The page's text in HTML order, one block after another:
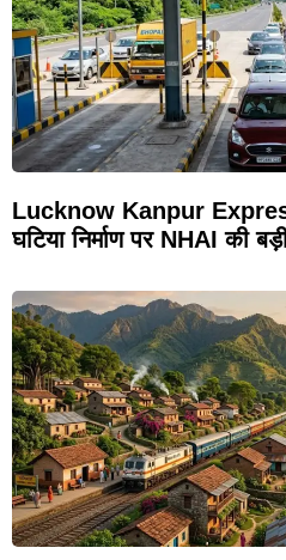
Lucknow Kanpur
घटिया निर्माण पर NHAI की बड़ी